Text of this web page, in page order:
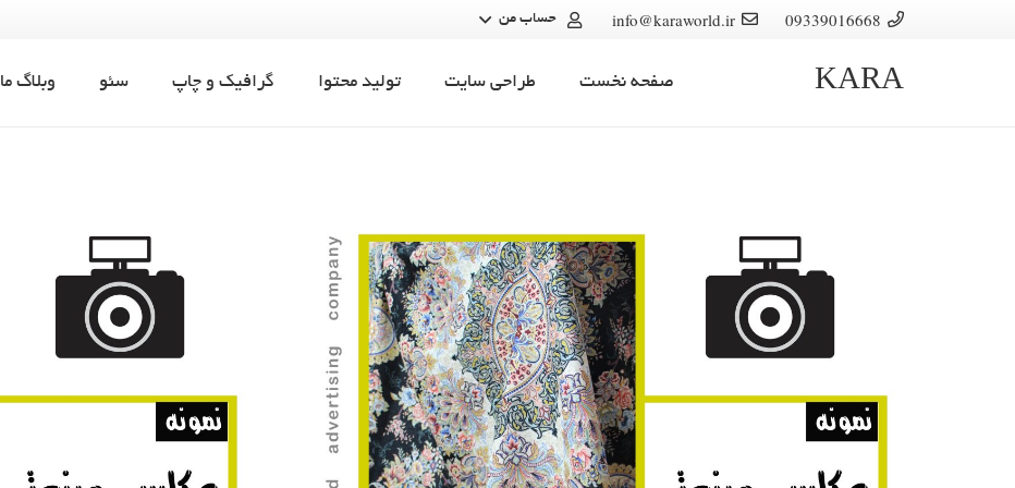
09339016668
info@karaworld.ir حساب من
KARA صفحه نخست طراحی سایت تولید محتوا گرافیک و چاپ سئو وبلاگ ما